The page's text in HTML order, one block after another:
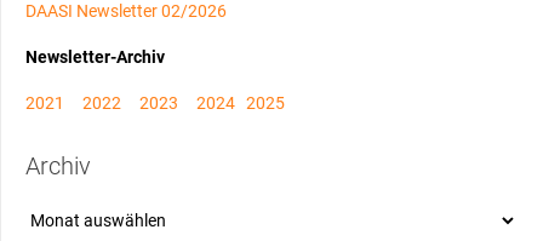
DAASI Newsletter 02/2026
Newsletter-Archiv
2021 2022 2023 2024 2025
Archiv
Archiv